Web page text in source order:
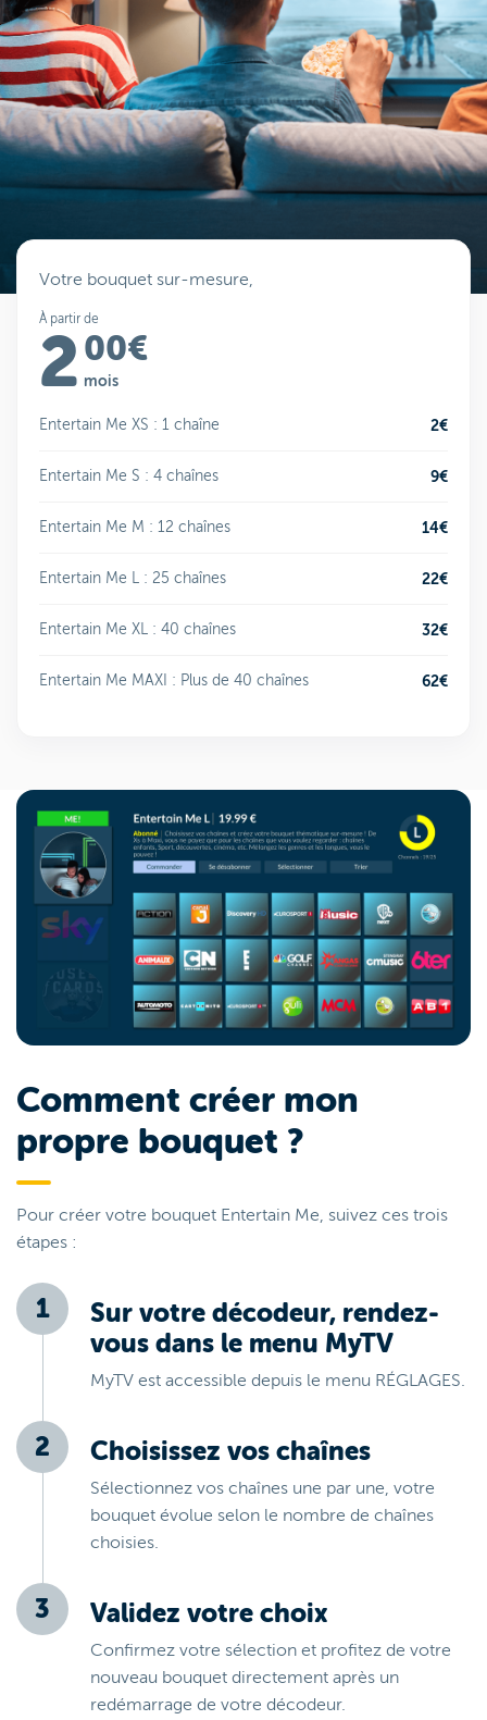
Votre bouquet sur-mesure,
À partir de
200€
mois
Entertain Me XS : 1 chaîne 2€
Entertain Me S : 4 chaînes 9€
Entertain Me M : 12 chaînes 14€
Entertain Me L : 25 chaînes 22€
Entertain Me XL : 40 chaînes 32€
Entertain Me MAXI : Plus de 40 chaînes 62€
Comment créer mon
propre bouquet ?
Pour créer votre bouquet Entertain Me, suivez ces trois
étapes :
Sur votre décodeur, rendez-
vous dans le menu MyTV
MyTV est accessible depuis le menu RÉGLAGES.
Choisissez vos chaînes
Sélectionnez vos chaînes une par une, votre
bouquet évolue selon le nombre de chaînes
choisies.
Validez votre choix
Confirmez votre sélection et profitez de votre
nouveau bouquet directement après un
redémarrage de votre décodeur.